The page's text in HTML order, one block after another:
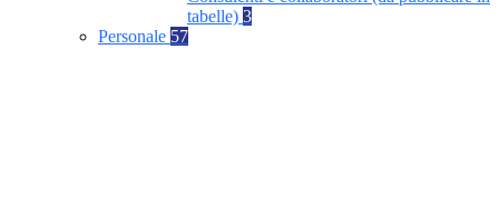
tabelle) 3
Personale 57